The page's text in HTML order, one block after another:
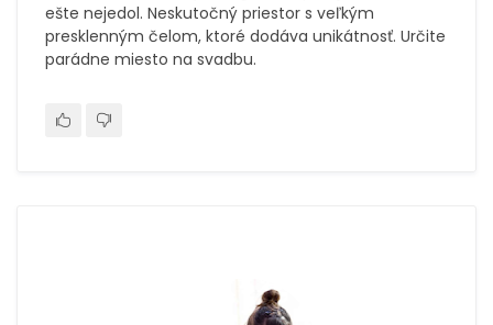
ešte nejedol. Neskutočný priestor s veľkým
presklenným čelom, ktoré dodáva unikátnosť. Určite
parádne miesto na svadbu.